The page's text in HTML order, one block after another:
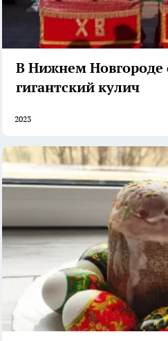
В Нижнем Новгороде
гигантский кулич
2023